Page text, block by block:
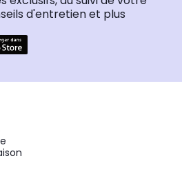
d'entretien et plus